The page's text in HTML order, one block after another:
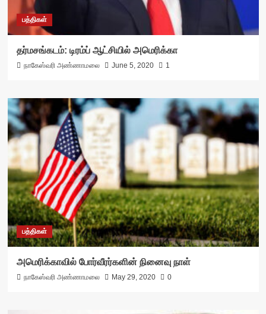
பத்திகள்
தர்மசங்கடம்: டிரம்ப் ஆட்சியில் அமெரிக்கா
நாகேஸ்வரி அண்ணாமலை June 5, 2020 1
பத்திகள்
அமெரிக்காவில் போர்வீரர்களின் நினைவு நாள்
நாகேஸ்வரி அண்ணாமலை May 29, 2020 0